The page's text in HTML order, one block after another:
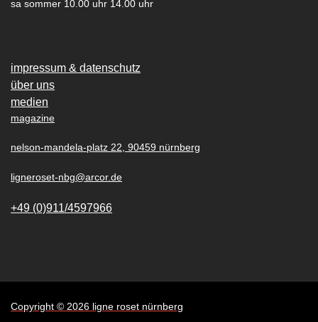
sa sommer 10.00 uhr 14.00 uhr
impressum & datenschutz
über uns
medien
magazine
nelson-mandela-platz 22, 90459 nürnberg
ligneroset-nbg@arcor.de
+49 (0)911/4597966
Copyright © 2026 ligne roset nürnberg